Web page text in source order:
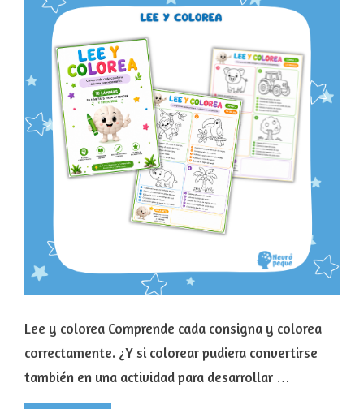
Lee y colorea Comprende cada consigna y colorea
correctamente. ¿Y si colorear pudiera convertirse
también en una actividad para desarrollar …